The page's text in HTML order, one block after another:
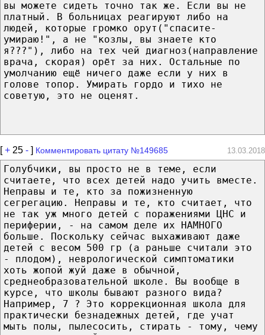
вы можете сидеть точно так же. Если вы не
платный. В больницах реагируют либо на
людей, которые громко орут("спасите-
умираю!", а не "козлы, вы знаете кто
я???"), либо на тех чей диагноз(направление
врача, скорая) орёт за них. Остальные по
умолчанию ещё ничего даже если у них в
голове топор. Умирать гордо и тихо не
советую, это не оценят.
[+ 25 - ] Комментировать цитату №149685 13.03.2018
Голубчики, вы просто не в теме, если
считаете, что всех детей надо учить вместе.
Неправы и те, кто за пожизненную
сегрегацию. Неправы и те, кто считает, что
не так уж много детей с поражениями ЦНС и
периферии, - на самом деле их НАМНОГО
больше. Поскольку сейчас выхаживают даже
детей с весом 500 гр (а раньше считали это
- плодом), неврологической симптоматики
хоть жопой жуй даже в обычной,
среднеобразовательной школе. Вы вообще в
курсе, что школы бывают разного вида?
Например, 7 ? Это коррекционная школа для
практически безнадежных детей, где учат
мыть полы, пылесосить, стирать - тому, чему